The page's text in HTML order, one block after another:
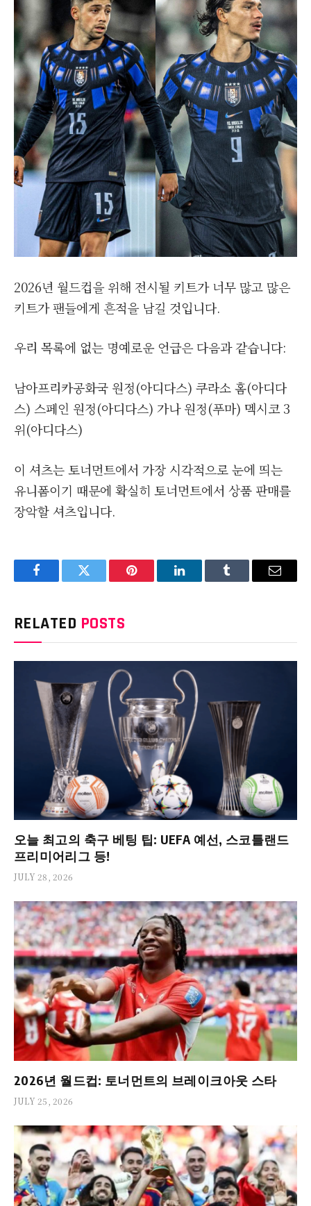
2026년 월드컵을 위해 전시될 키트가 너무 많고 많은
키트가 팬들에게 흔적을 남길 것입니다.
우리 목록에 없는 명예로운 언급은 다음과 같습니다:
남아프리카공화국 원정(아디다스) 쿠라소 홈(아디다
스) 스페인 원정(아디다스) 가나 원정(푸마) 멕시코 3
위(아디다스)
이 셔츠는 토너먼트에서 가장 시각적으로 눈에 띄는
유니폼이기 때문에 확실히 토너먼트에서 상품 판매를
장악할 셔츠입니다.
FacebookTwitter Pinterest LinkedInTumblr Email
RELATED POSTS
오늘 최고의 축구 베팅 팁: UEFA 예선, 스코틀랜드
프리미어리그 등!
JULY 28, 2026
2026년 월드컵: 토너먼트의 브레이크아웃 스타
JULY 25, 2026